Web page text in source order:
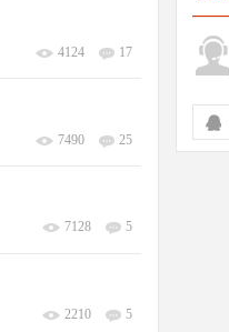
4124 17
7490 25
7128 5
2210 5